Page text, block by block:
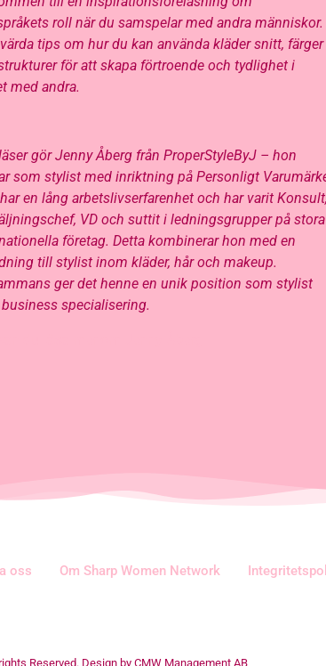
roll när du samspelar med andra människor.
tips om hur du kan använda kläder snitt, färger
för att skapa förtroende och tydlighet i
med andra.
gör Jenny Åberg från ProperStyleByJ – hon
som stylist med inriktning på Personligt
en lång arbetslivserfarenhet och har varit Konsult,
VD och suttit i ledningsgrupper på stora
företag. Detta kombinerar hon med en
till stylist inom kläder, hår och makeup.
ger det henne en unik position som stylist
specialisering.
oss Om Sharp Women Network
Reserved. Design by CMW Management AB